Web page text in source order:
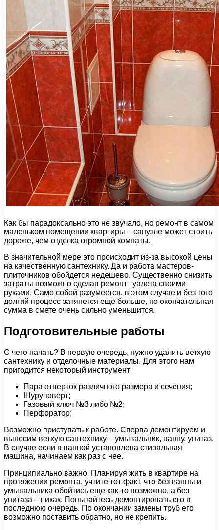
Как бы парадоксально это не звучало, но ремонт в самом
маленьком помещении квартиры – санузле может стоить
дороже, чем отделка огромной комнаты.
В значительной мере это происходит из-за высокой цены
на качественную сантехнику. Да и работа мастеров-
плиточников обойдется недешево. Существенно снизить
затраты возможно сделав ремонт туалета своими
руками. Само собой разумеется, в этом случае и без того
долгий процесс затянется еще больше, но окончательная
сумма в смете очень сильно уменьшится.
Подготовительные работы
С чего начать? В первую очередь, нужно удалить ветхую
сантехнику и отделочные материалы. Для этого нам
пригодится некоторый инструмент:
Пара отверток различного размера и сечения;
Шуруповерт;
Газовый ключ №3 либо №2;
Перфоратор;
Возможно приступать к работе. Сперва демонтируем и
выносим ветхую сантехнику – умывальник, ванну, унитаз.
В случае если в ванной установлена стиральная
машина, начинаем как раз с нее.
Принципиально важно! Планируя жить в квартире на
протяжении ремонта, учтите тот факт, что без ванны и
умывальника обойтись еще как-то возможно, а без
унитаза – никак. Попытайтесь демонтировать его в
последнюю очередь. По окончании замены труб его
возможно поставить обратно, но не крепить.